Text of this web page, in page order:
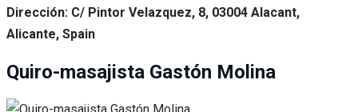
Dirección: C/ Pintor Velazquez, 8, 03004 Alacant,
Alicante, Spain
Quiro-masajista Gastón Molina